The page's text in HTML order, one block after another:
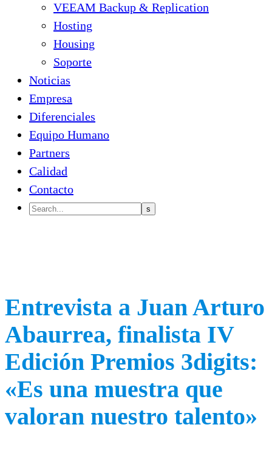
VEEAM Backup & Replication
Hosting
Housing
Soporte
Noticias
Empresa
Diferenciales
Equipo Humano
Partners
Calidad
Contacto
Entrevista a Juan Arturo
Abaurrea, finalista IV
Edición Premios 3digits:
«Es una muestra que
valoran nuestro talento»